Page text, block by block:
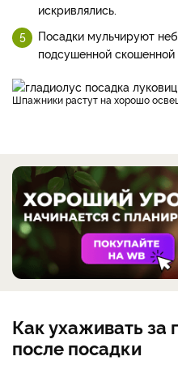
искривлялись.
Посадки мульчируют
подсушенной скошенной
Шпажники растут на хорошо
Как ухаживать за
после посадки